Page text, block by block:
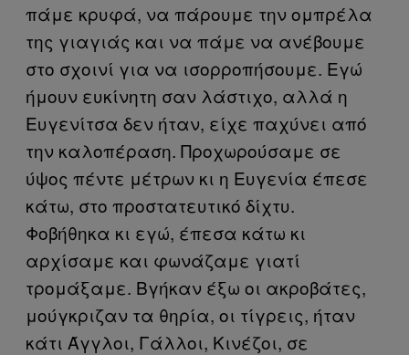
πάμε κρυφά, να πάρουμε την ομπρέλα
της γιαγιάς και να πάμε να ανέβουμε
στο σχοινί για να ισορροπήσουμε. Εγώ
ήμουν ευκίνητη σαν λάστιχο, αλλά η
Ευγενίτσα δεν ήταν, είχε παχύνει από
την καλοπέραση. Προχωρούσαμε σε
ύψος πέντε μέτρων κι η Ευγενία έπεσε
κάτω, στο προστατευτικό δίχτυ.
Φοβήθηκα κι εγώ, έπεσα κάτω κι
αρχίσαμε και φωνάζαμε γιατί
τρομάξαμε. Βγήκαν έξω οι ακροβάτες,
μούγκριζαν τα θηρία, οι τίγρεις, ήταν
κάτι Άγγλοι, Γάλλοι, Κινέζοι, σε